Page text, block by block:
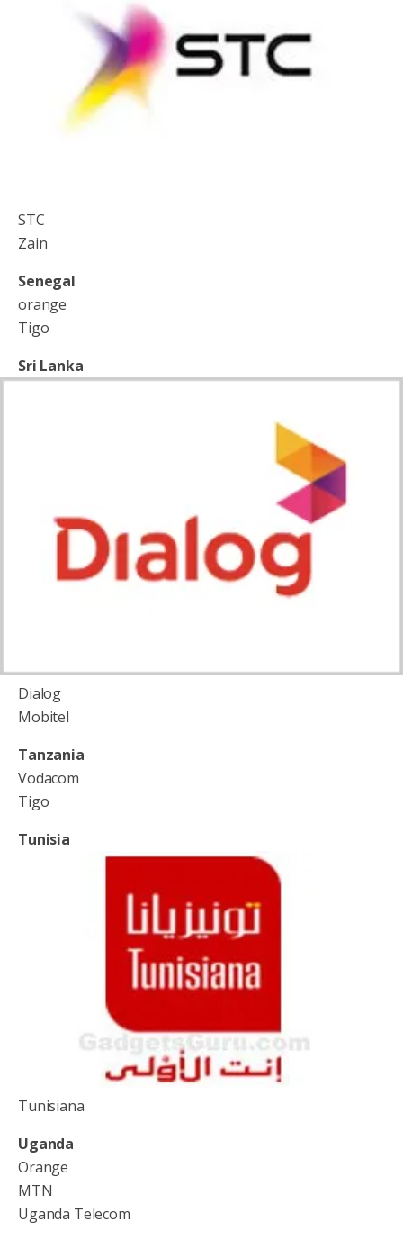
STC
Zain
Senegal
orange
Tigo
Sri Lanka
Dialog
Mobitel
Tanzania
Vodacom
Tigo
Tunisia
Tunisiana
Uganda
Orange
MTN
Uganda Telecom